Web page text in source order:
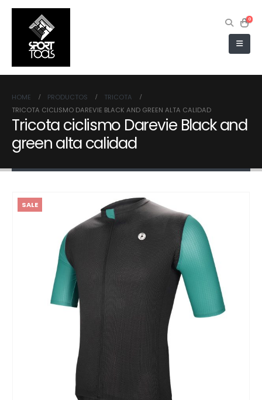
0
HOME PRODUCTOS
TRICOTA
TRICOTA CICLISMO DAREVIE BLACK AND GREEN ALTA CALIDAD
Tricota ciclismo Darevie Black and
green alta calidad
SALE